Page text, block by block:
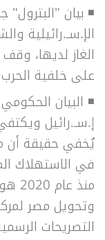
◾ بيان
الإ.سـ.رائيلية
الغاز لديها،
على خلفية
◾ البيان
إ.سـ.رائيل
يُخفي حقيقة أن
في الاستهلاك
وتحويل مصر
التصريحات